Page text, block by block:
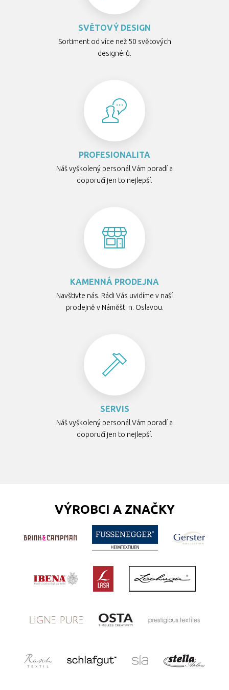
SVĚTOVÝ DESIGN
Sortiment od více než 50 světových
designérů.
PROFESIONALITA
Náš vyškolený personál Vám poradí a
doporučí jen to nejlepší.
KAMENNÁ PRODEJNA
Navštivte nás. Rádi Vás uvidíme v naší
prodejně v Náměšti n. Oslavou.
SERVIS
Náš vyškolený personál Vám poradí a
doporučí jen to nejlepší.
VÝROBCI A ZNAČKY